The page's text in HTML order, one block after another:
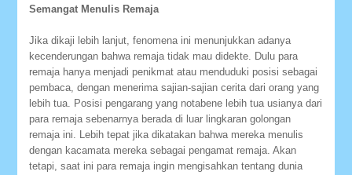
Semangat Menulis Remaja
Jika dikaji lebih lanjut, fenomena ini menunjukkan adanya
kecenderungan bahwa remaja tidak mau didekte. Dulu para
remaja hanya menjadi penikmat atau menduduki posisi sebagai
pembaca, dengan menerima sajian-sajian cerita dari orang yang
lebih tua. Posisi pengarang yang notabene lebih tua usianya dari
para remaja sebenarnya berada di luar lingkaran golongan
remaja ini. Lebih tepat jika dikatakan bahwa mereka menulis
dengan kacamata mereka sebagai pengamat remaja. Akan
tetapi, saat ini para remaja ingin mengisahkan tentang dunia